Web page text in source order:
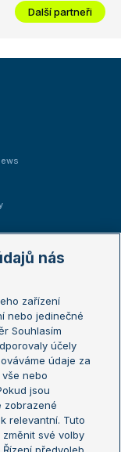
Další partneři
nás
zařízení
nebo jedinečné
Souhlasím
účely
údaje za
nebo
jsou
zobrazené
relevantní. Tuto
své volby